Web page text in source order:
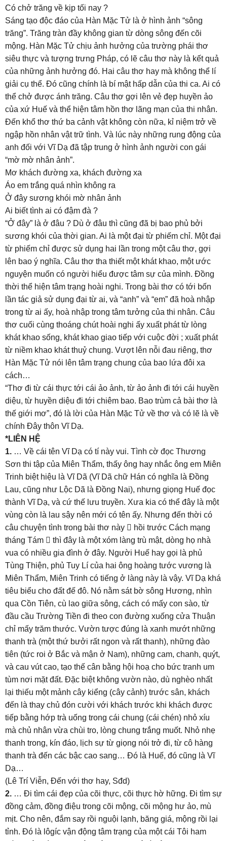
Có chở trăng về kịp tối nay ?
Sáng tạo độc đáo của Hàn Mặc Tử là ở hình ảnh “sông
trăng”. Trăng tràn đầy không gian từ dòng sông đến cõi
mộng. Hàn Mặc Tử chịu ảnh hưởng của trường phái thơ
siêu thực và tượng trưng Pháp, có lẽ câu thơ này là kết quả
của những ảnh hưởng đó. Hai câu thơ hay mà không thể lí
giải cụ thể. Đó cũng chính là bí mật hấp dẫn của thi ca. Ai có
thể chở được ánh trăng. Câu thơ gợi lên vẻ đẹp huyền ảo
của xứ Huế và thể hiện tâm hồn thơ lãng mạn của thi nhân.
Đến khổ thơ thứ ba cảnh vật không còn nữa, kỉ niệm trở về
ngập hồn nhân vật trữ tình. Và lúc này những rung động của
anh đối với Vĩ Dạ đã tập trung ở hình ảnh người con gái
“mờ mờ nhân ảnh”.
Mơ khách đường xa, khách đường xa
Áo em trắng quá nhìn không ra
Ở đây sương khói mờ nhân ảnh
Ai biết tình ai có đậm đà ?
“Ở đây” là ở đâu ? Dù ở đâu thì cũng đã bị bao phủ bởi
sương khói của thời gian. Ai là một đại từ phiếm chỉ. Một đại
từ phiếm chỉ được sử dụng hai lần trong một câu thơ, gợi
lên bao ý nghĩa. Câu thơ tha thiết một khát khao, một ước
nguyện muốn có người hiểu được tâm sự của mình. Đồng
thời thể hiện tâm trạng hoài nghi. Trong bài thơ có tới bốn
lần tác giả sử dụng đại từ ai, và “anh” và “em” đã hoà nhập
trong từ ai ấy, hoà nhập trong tâm tưởng của thi nhân. Câu
thơ cuối cùng thoáng chút hoài nghi ấy xuất phát từ lòng
khát khao sống, khát khao giao tiếp với cuộc đời ; xuất phát
từ niềm khao khát thuỷ chung. Vượt lên nỗi đau riêng, thơ
Hàn Mặc Tử nói lên tâm trạng chung của bao lứa đôi xa
cách…
“Thơ đi từ cái thực tới cái ảo ảnh, từ ảo ảnh đi tới cái huyền
diệu, từ huyền diệu đi tới chiêm bao. Bao trùm cả bài thơ là
thế giới mơ”, đó là lời của Hàn Mặc Tử về thơ và có lẽ là về
chính Đây thôn Vĩ Dạ.
*LIÊN HỆ
1. … Về cái tên Vĩ Dạ có tí này vui. Tình cờ đọc Thương
Sơn thi tập của Miên Thẩm, thấy ông hay nhắc ông em Miên
Trinh biệt hiệu là Vĩ Dã (Vĩ Dã chữ Hán có nghĩa là Đồng
Lau, cũng như Lộc Dã là Đồng Nai), nhưng giọng Huế đọc
thành Vĩ Dạ, và cứ thế lưu truyền. Xưa kia có thể đây là một
vùng còn là lau sậy nên mới có tên ấy. Nhưng đến thời có
câu chuyện tình trong bài thơ này  hồi trước Cách mạng
tháng Tám  thì đây là một xóm làng trù mật, dòng họ nhà
vua có nhiều gia đình ở đây. Người Huế hay gọi là phủ
Tùng Thiện, phủ Tuy Lí của hai ông hoàng tước vương là
Miên Thẩm, Miên Trinh có tiếng ở làng này là vậy. Vĩ Dạ khá
tiêu biểu cho đất đế đô. Nó nằm sát bờ sông Hương, nhìn
qua Cồn Tiên, cù lao giữa sông, cách có mấy con sào, từ
đầu cầu Trường Tiền đi theo con đường xuống cửa Thuận
chỉ mấy trăm thước. Vườn tược đúng là xanh mướt những
thanh trà (một thứ bưởi rất ngon và rất thanh), những đào
tiên (tức roi ở Bắc và mận ở Nam), những cam, chanh, quýt,
và cau vút cao, tạo thế cân bằng hội hoạ cho bức tranh um
tùm nơi mặt đất. Đặc biệt không vườn nào, dù nghèo nhất
lại thiếu một mảnh cây kiểng (cây cảnh) trước sân, khách
đến là thay chủ đón cười với khách trước khi khách được
tiếp bằng hớp trà uống trong cái chung (cái chén) nhỏ xíu
mà chủ nhân vừa chùi tro, lòng chung trắng muốt. Nhỏ nhẹ
thanh trong, kín đáo, lịch sự từ giọng nói trở đi, từ cô hàng
thanh trà đến các bậc cao sang… Đó là Huế, đó cũng là Vĩ
Dạ…
(Lê Trí Viễn, Đến với thơ hay, Sđd)
2. … Đi tìm cái đẹp của cõi thực, cõi thực hờ hững. Đi tìm sự
đồng cảm, đồng điệu trong cõi mộng, cõi mộng hư ảo, mù
mịt. Cho nên, đắm say rồi nguội lạnh, băng giá, mộng rồi lại
tỉnh. Đó là lôgíc vận động tâm trạng của một cái Tôi ham